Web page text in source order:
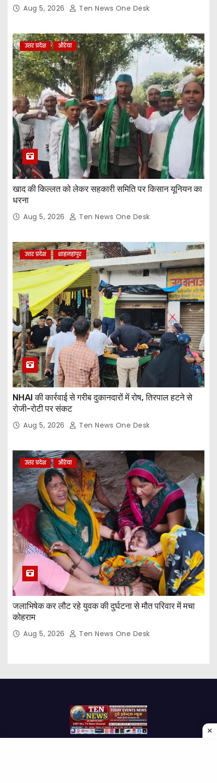
Aug 5, 2026 Ten News One Desk
उत्तर प्रदेश औरेया
खाद की किल्लत को लेकर सहकारी समिति पर किसान यूनियन का
धरना
Aug 5, 2026 Ten News One Desk
उत्तर प्रदेश शाहजहांपुर
NHAI की कार्रवाई से गरीब दुकानदारों में रोष, तिरपाल हटने से
रोजी-रोटी पर संकट
Aug 5, 2026 Ten News One Desk
उत्तर प्रदेश औरेया
जलाभिषेक कर लौट रहे युवक की दुर्घटना से मौत परिवार में मचा
कोहराम
Aug 5, 2026 Ten News One Desk